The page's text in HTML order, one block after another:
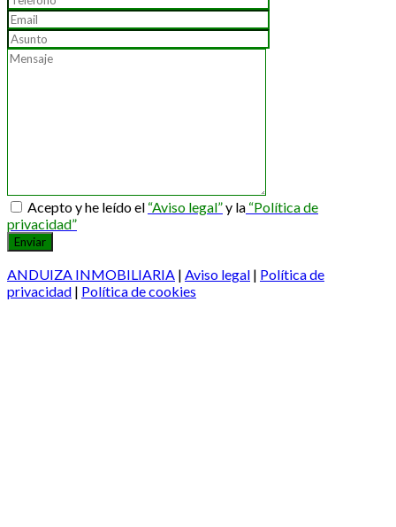
Acepto y he leído el “Aviso legal”y la “Política de
privacidad”
ANDUIZA INMOBILIARIA | Aviso legal | Política de
privacidad | Política de cookies